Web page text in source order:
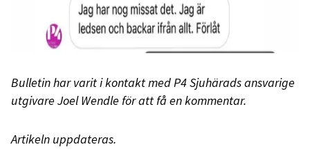
Bulletin har varit i kontakt med P4 Sjuhärads ansvarige
utgivare Joel Wendle för att få en kommentar.
Artikeln uppdateras.